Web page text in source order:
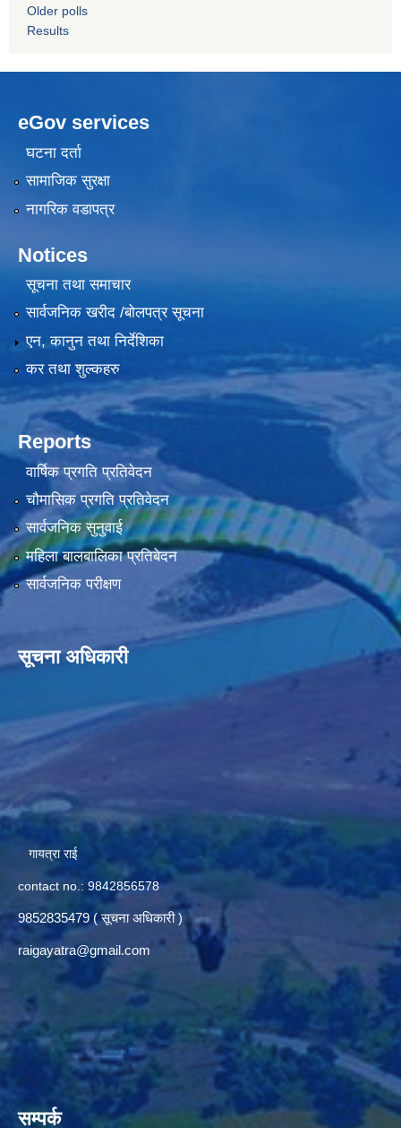
Older polls
Results
eGov services
घटना दर्ता
सामाजिक सुरक्षा
नागरिक वडापत्र
Notices
सूचना तथा समाचार
सार्वजनिक खरीद /बोलपत्र सूचना
एन, कानुन तथा निर्देशिका
कर तथा शुल्कहरु
Reports
वार्षिक प्रगति प्रतिवेदन
चौमासिक प्रगति प्रतिवेदन
सार्वजनिक सुनुवाई
महिला बालबालिका प्रतिबेदन
सार्वजनिक परीक्षण
सूचना अधिकारी
गायत्रा राई
contact no.: 9842856578
9852835479 ( सूचना अधिकारी )
raigayatra@gmail.com
सम्पर्क